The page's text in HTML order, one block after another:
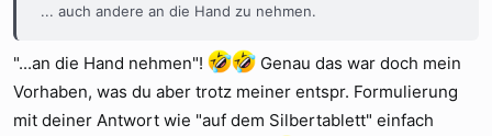
... auch andere an die Hand zu nehmen.
"...an die Hand nehmen"!
Genau das war doch mein
Vorhaben, was du aber trotz meiner entspr. Formulierung
mit deiner Antwort wie "auf dem Silbertablett" einfach